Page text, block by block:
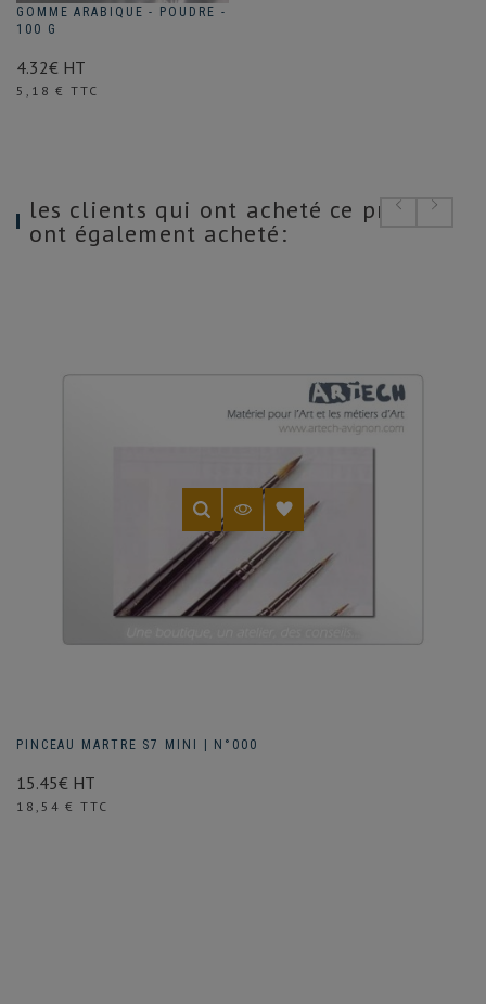
GOMME ARABIQUE - POUDRE -
100 G
4.32€ HT
Prix
5,18 € TTC
les clients qui ont acheté ce produit
ont également acheté:
PINCEAU MARTRE S7 MINI | N°000
15.45€ HT
Prix
18,54 € TTC